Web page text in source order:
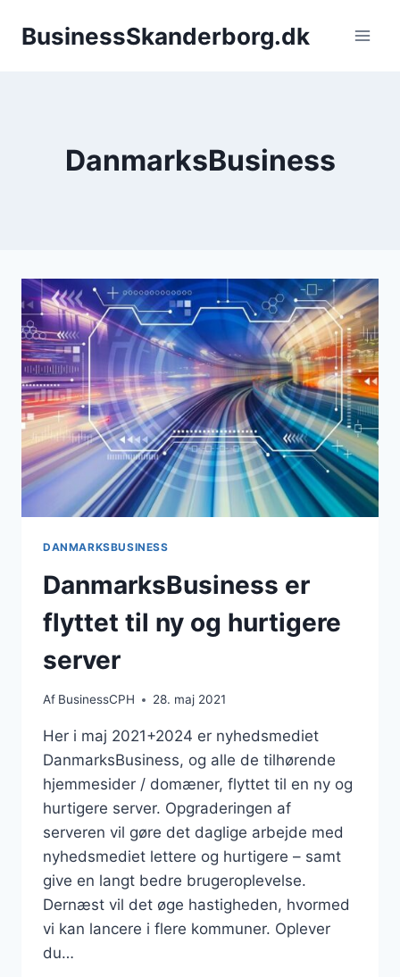
BusinessSkanderborg.dk
DanmarksBusiness
DANMARKSBUSINESS
DanmarksBusiness er
flyttet til ny og hurtigere
server
Af BusinessCPH 28. maj 2021
Her i maj 2021+2024 er nyhedsmediet
DanmarksBusiness, og alle de tilhørende
hjemmesider / domæner, flyttet til en ny og
hurtigere server. Opgraderingen af
serveren vil gøre det daglige arbejde med
nyhedsmediet lettere og hurtigere – samt
give en langt bedre brugeroplevelse.
Dernæst vil det øge hastigheden, hvormed
vi kan lancere i flere kommuner. Oplever
du…